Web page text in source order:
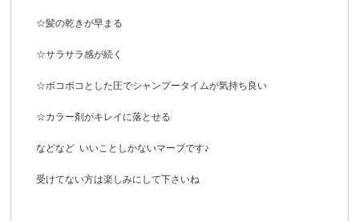
☆髪の乾きが早まる
☆サラサラ感が続く
☆ボコボコとした圧でシャンプータイムが気持ち良い
☆カラー剤がキレイに落とせる
などなど いいことしかないマーブです♪
受けてない方は楽しみにして下さいね